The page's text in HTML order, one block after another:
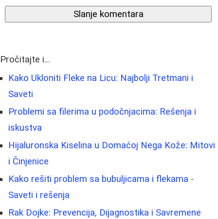
Slanje komentara
Pročitajte i...
Kako Ukloniti Fleke na Licu: Najbolji Tretmani i
Saveti
Problemi sa filerima u podočnjacima: Rešenja i
iskustva
Hijaluronska Kiselina u Domaćoj Nega Kože: Mitovi
i Činjenice
Kako rešiti problem sa bubuljicama i flekama -
Saveti i rešenja
Rak Dojke: Prevencija, Dijagnostika i Savremene